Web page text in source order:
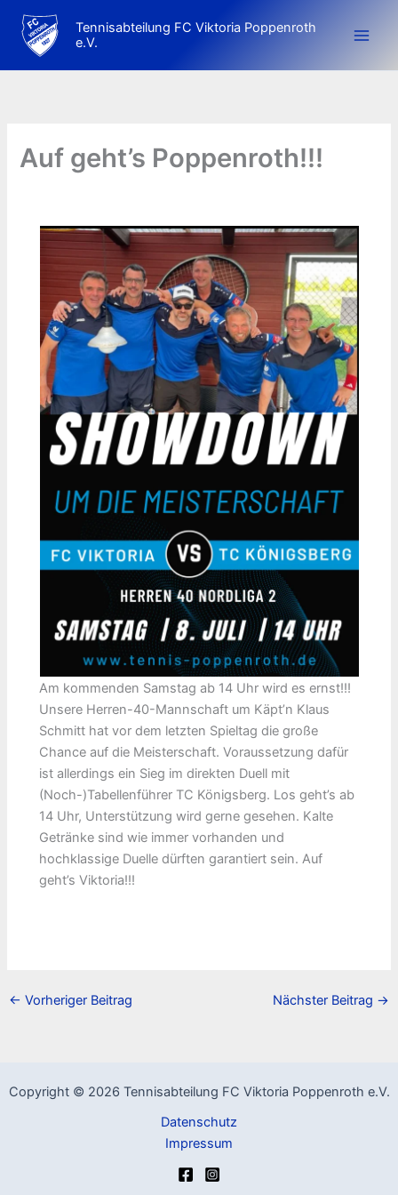
Inhalt
springen
Tennisabteilung FC Viktoria Poppenroth
e.V.
Auf geht’s Poppenroth!!!
Am kommenden Samstag ab 14 Uhr wird es ernst!!!
Unsere Herren-40-Mannschaft um Käpt’n Klaus
Schmitt hat vor dem letzten Spieltag die große
Chance auf die Meisterschaft. Voraussetzung dafür
ist allerdings ein Sieg im direkten Duell mit
(Noch-)Tabellenführer TC Königsberg. Los geht’s ab
14 Uhr, Unterstützung wird gerne gesehen. Kalte
Getränke sind wie immer vorhanden und
hochklassige Duelle dürften garantiert sein. Auf
geht’s Viktoria!!!
← Vorheriger Beitrag Nächster Beitrag →
Copyright © 2026 Tennisabteilung FC Viktoria Poppenroth e.V.
Datenschutz
Impressum